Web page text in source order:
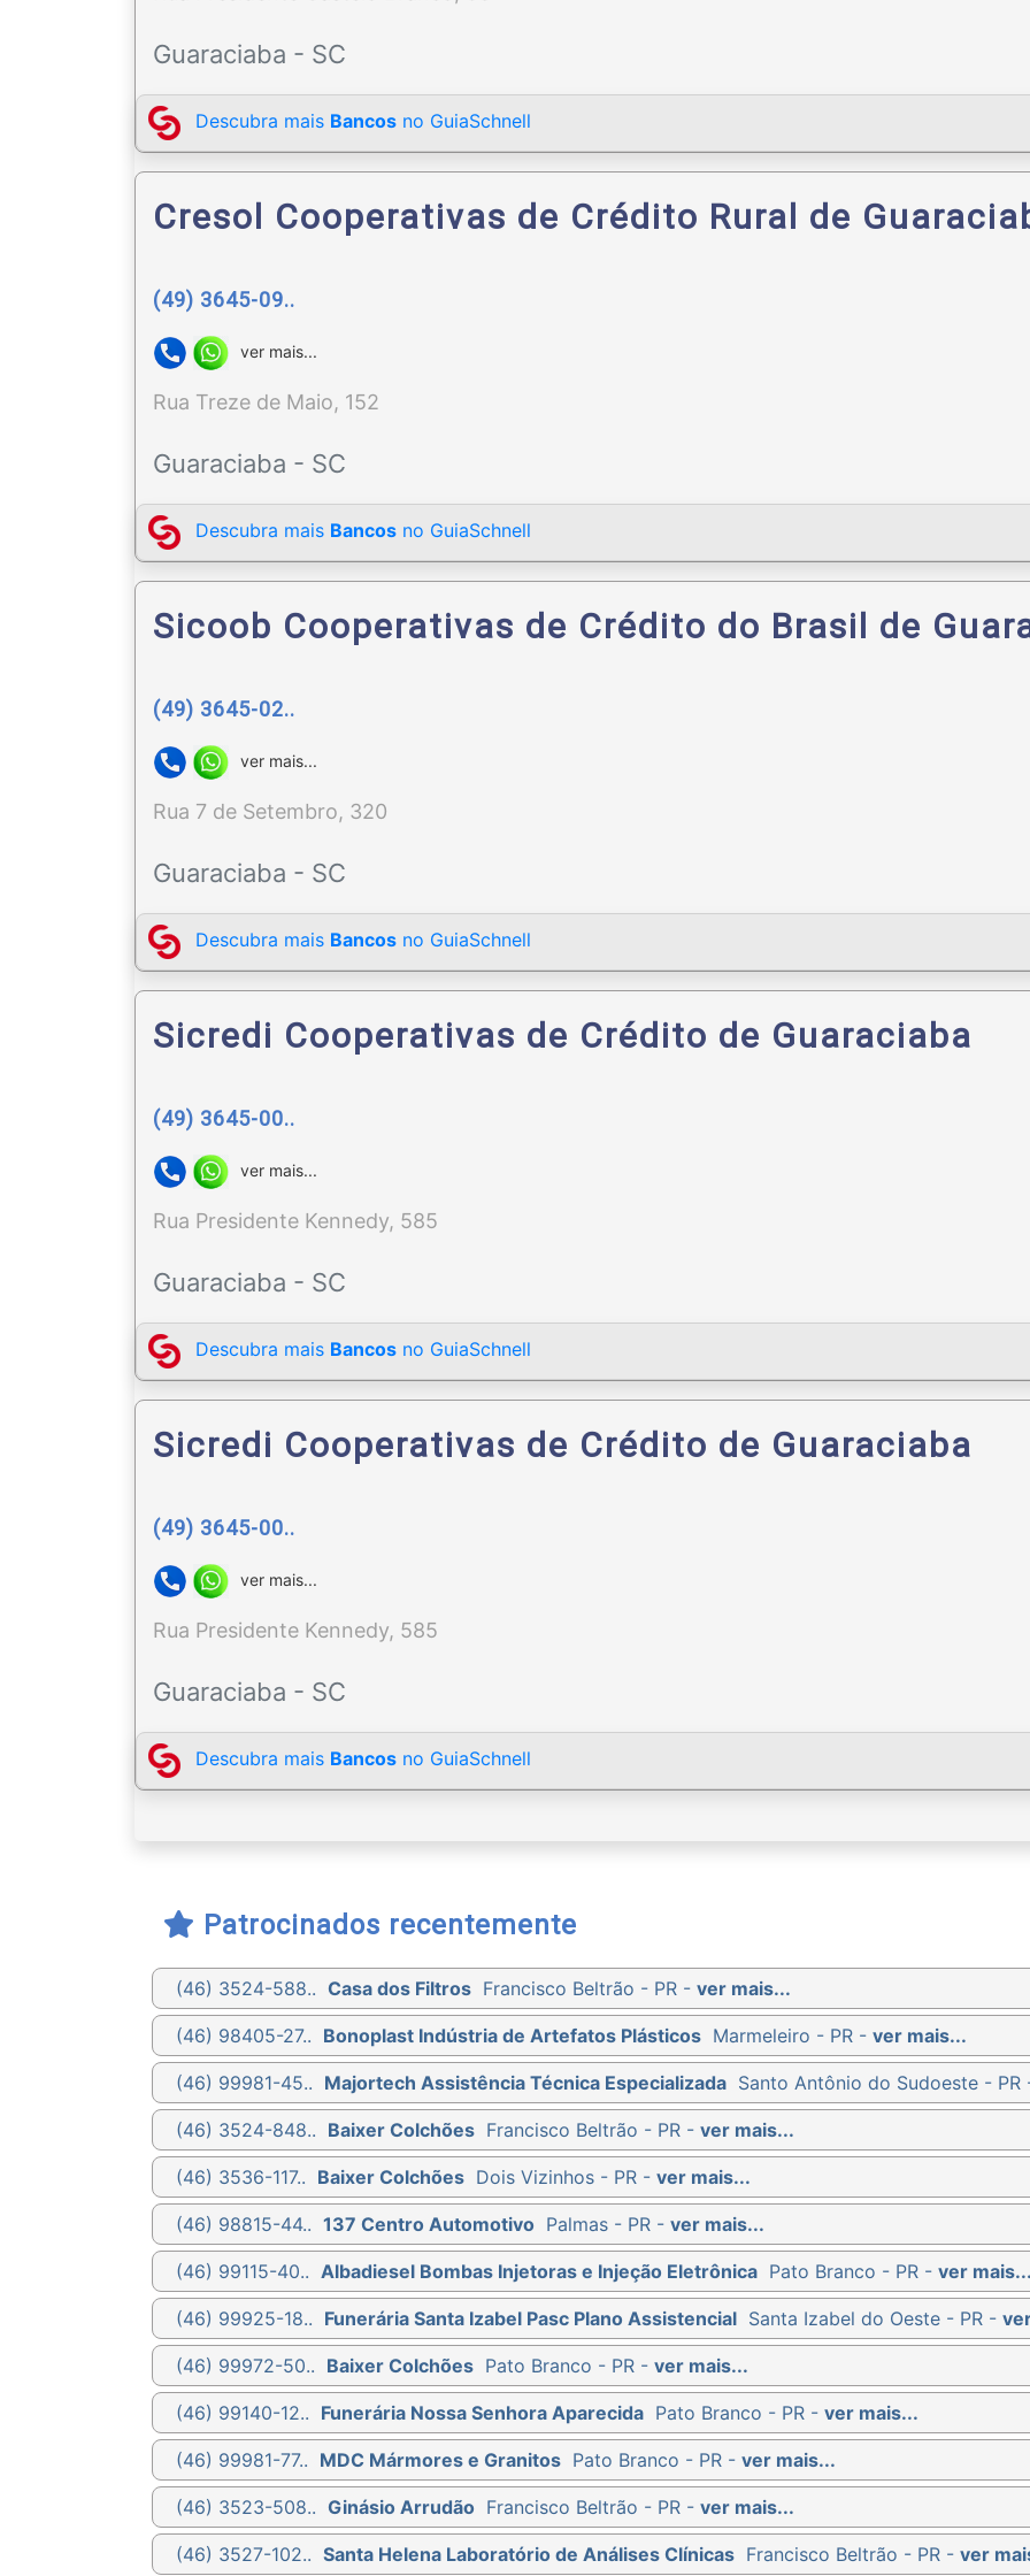
Guaraciaba - SC
Descubra mais Bancos no GuiaSchnell
Cresol Cooperativas de Crédito Rural de
(49) 3645-09..
ver mais...
Rua Treze de Maio, 152
Guaraciaba - SC
Descubra mais Bancos no GuiaSchnell
Sicoob Cooperativas de Crédito do Brasil de
(49) 3645-02..
ver mais...
Rua 7 de Setembro, 320
Guaraciaba - SC
Descubra mais Bancos no GuiaSchnell
Sicredi Cooperativas de Crédito de Guaraciaba
(49) 3645-00..
ver mais...
Rua Presidente Kennedy, 585
Guaraciaba - SC
Descubra mais Bancos no GuiaSchnell
Sicredi Cooperativas de Crédito de Guaraciaba
(49) 3645-00..
ver mais...
Rua Presidente Kennedy, 585
Guaraciaba - SC
Descubra mais Bancos no GuiaSchnell
Patrocinados recentemente
(46) 3524-588.. Casa dos Filtros Francisco Beltrão - PR - ver mais...
(46) 98405-27.. Bonoplast Indústria de Artefatos Plásticos Marmeleiro - PR - ver mais...
(46) 99981-45.. Majortech Assistência Técnica Especializada Santo Antônio do Sudoeste -
(46) 3524-848.. Baixer Colchões Francisco Beltrão - PR - ver mais...
(46) 3536-117.. Baixer Colchões Dois Vizinhos - PR - ver mais...
(46) 98815-44.. 137 Centro Automotivo Palmas - PR - ver mais...
(46) 99115-40.. Albadiesel Bombas Injetoras e Injeção Eletrônica Pato Branco - PR - ver
(46) 99925-18.. Funerária Santa Izabel Pasc Plano Assistencial Santa Izabel do Oeste - PR -
(46) 99972-50.. Baixer Colchões Pato Branco - PR - ver mais...
(46) 99140-12.. Funerária Nossa Senhora Aparecida Pato Branco - PR - ver mais...
(46) 99981-77.. MDC Mármores e Granitos Pato Branco - PR - ver mais...
(46) 3523-508.. Ginásio Arrudão Francisco Beltrão - PR - ver mais...
(46) 3527-102.. Santa Helena Laboratório de Análises Clínicas Francisco Beltrão - PR - ver